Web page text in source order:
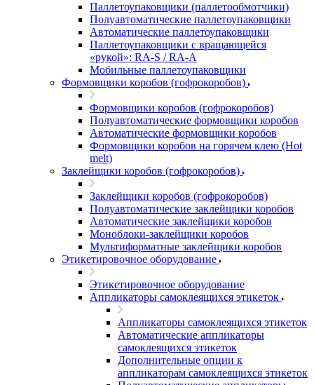
Паллетоупаковщики (паллетообмотчики)
Полуавтоматические паллетоупаковщики
Автоматические паллетоупаковщики
Паллетоупаковщики с вращающейся
«рукой»: RA-S / RA-A
Мобильные паллетоупаковщики
Формовщики коробов (гофрокоробов)
Формовщики коробов (гофрокоробов)
Полуавтоматические формовщики коробов
Автоматические формовщики коробов
Формовщики коробов на горячем клею (Hot
melt)
Заклейщики коробов (гофрокоробов)
Заклейщики коробов (гофрокоробов)
Полуавтоматические заклейщики коробов
Автоматические заклейщики коробов
Моноблоки-заклейщики коробов
Мультиформатные заклейщики коробов
Этикетировочное оборудование
Этикетировочное оборудование
Аппликаторы самоклеящихся этикеток
Аппликаторы самоклеящихся этикеток
Автоматические аппликаторы
самоклеящихся этикеток
Дополнительные опции к
аппликаторам самоклеящихся этикеток